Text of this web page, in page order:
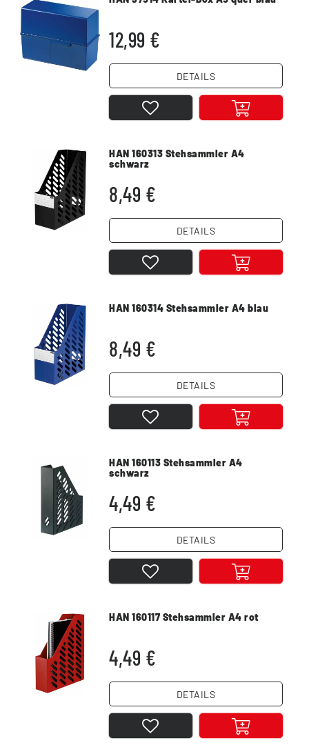
12,99 €
DETAILS
HAN 160313 Stehsammler A4
schwarz
8,49 €
DETAILS
HAN 160314 Stehsammler A4 blau
8,49 €
DETAILS
HAN 160113 Stehsammler A4
schwarz
4,49 €
DETAILS
HAN 160117 Stehsammler A4 rot
4,49 €
DETAILS